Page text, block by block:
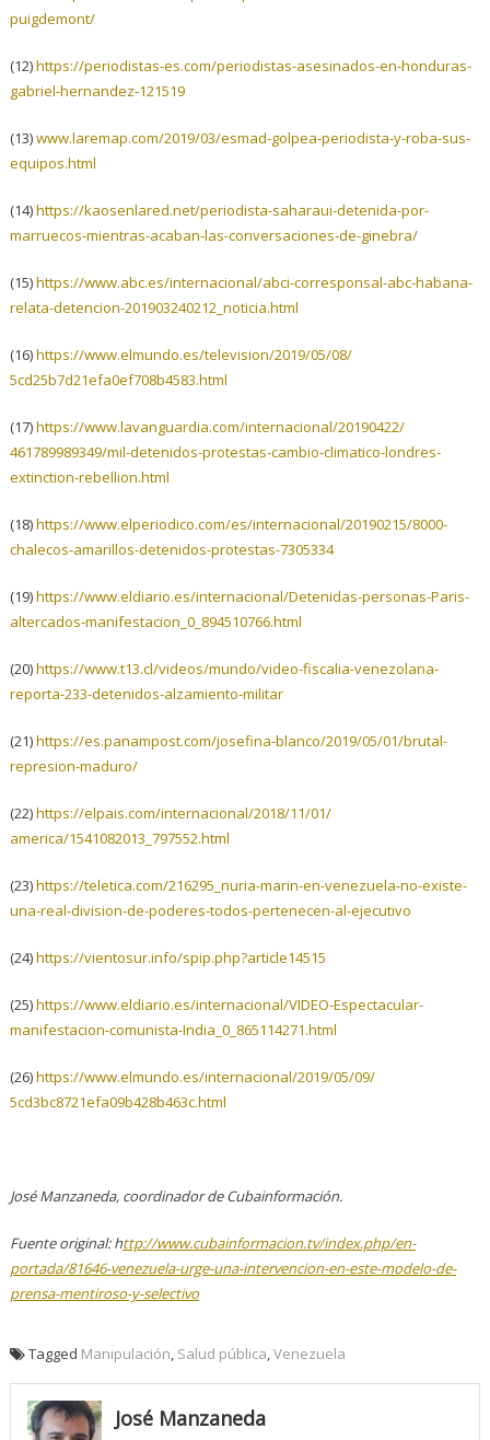
puigdemont/
(12)https://periodistas-es.com/periodistas-asesinados-en-honduras-
gabriel-hernandez-121519
(13)www.laremap.com/2019/03/esmad-golpea-periodista-y-roba-sus-
equipos.html
(14)https://kaosenlared.net/periodista-saharaui-detenida-por-
marruecos-mientras-acaban-las-conversaciones-de-ginebra/
(15)https://www.abc.es/internacional/abci-corresponsal-abc-habana-
relata-detencion-201903240212_ noticia.html
(16)https://www.elmundo.es/television/2019/05/08/
5cd25b7d21efa0ef708b4583.html
(17)https://www.lavanguardia.com/internacional/20190422/
461789989349/mil-detenidos-protestas-cambio-climatico-londres-
extinction-rebellion.html
(18)https://www.elperiodico.com/es/internacional/20190215/8000-
chalecos-amarillos-detenidos-protestas-7305334
(19)https://www.eldiario.es/internacional/Detenidas-personas-Paris-
altercados-manifestacion_0_894510766.html
(20)https://www.t13.cl/videos/mundo/video-fiscalia-venezolana-
reporta-233-detenidos-alzamiento-militar
(21)https://es.panampost.com/josefina-blanco/2019/05/01/brutal-
represion-maduro/
(22)https://elpais.com/internacional/2018/11/01/
america/1541082013_797552.html
(23)https://teletica.com/216295_ nuria-marin-en-venezuela-no-existe-
una-real-division-de-poderes-todos-pertenecen-al-ejecutivo
(24)https://vientosur.info/spip.php?article14515
(25)https://www.eldiario.es/internacional/VIDEO-Espectacular-
manifestacion-comunista-India_0_865114271.html
(26)https://www.elmundo.es/internacional/2019/05/09/
5cd3bc8721efa09b428b463c.html
José Manzaneda, coordinador de Cubainformación.
Fuente original: http://www.cubainformacion.tv/index.php/en-
portada/81646-venezuela-urge-una-intervencion-en-este-modelo-de-
prensa-mentiroso-y-selectivo
Tagged Manipulación, Salud pública,Venezuela
José Manzaneda